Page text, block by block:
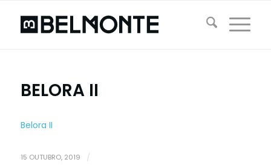
BELORA II
Belora II
15 OUTUBRO, 2019 /